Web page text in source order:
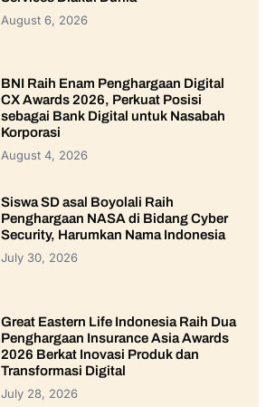
August 6, 2026
BNI Raih Enam Penghargaan Digital
CX Awards 2026, Perkuat Posisi
sebagai Bank Digital untuk Nasabah
Korporasi
August 4, 2026
Siswa SD asal Boyolali Raih
Penghargaan NASA di Bidang Cyber
Security, Harumkan Nama Indonesia
July 30, 2026
Great Eastern Life Indonesia Raih Dua
Penghargaan Insurance Asia Awards
2026 Berkat Inovasi Produk dan
Transformasi Digital
July 28, 2026